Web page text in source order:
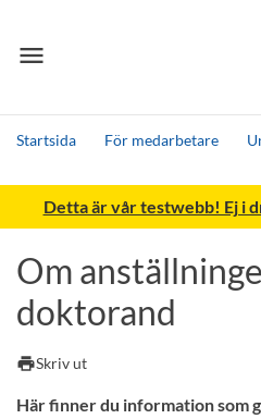
menu
Meny
Startsida För medarbetare
Sök
Andra söktjänster
Detta är vår testwebb! Ej i
Om
doktorand
printSkriv ut
Här finner du information som